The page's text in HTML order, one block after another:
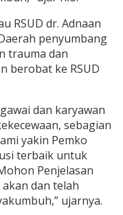
RSUD dr. Adnaan
penyumbang
trauma dan
berobat ke RSUD
dan karyawan
sebagian
yakin Pemko
terbaik untuk
Penjelasan
dan telah
ujarnya.